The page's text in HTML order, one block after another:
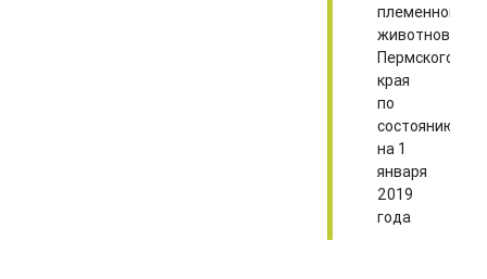
племенному
Пермского
края
по
состоянию
на 1
января
2019
года